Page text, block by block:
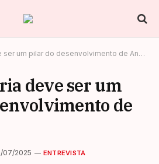
um pilar do desenvolvimento de Angola”
deve ser um
de
07/2025 ENTREVISTA